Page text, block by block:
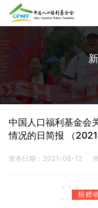
中国人口福利基金会
情况的日简报 （2021
发布日期：2021-08-12
捐赠